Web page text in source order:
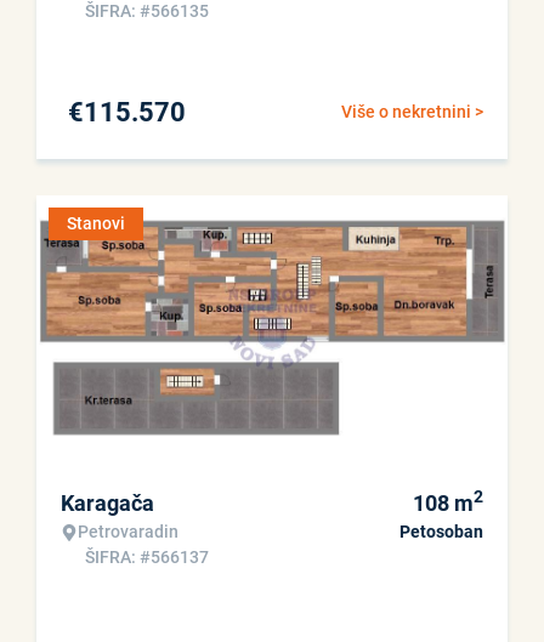
ŠIFRA: #566135
Više o nekretnini >
€115.570
Stanovi
Karagača
Petrovaradin
ŠIFRA: #566137
108 m2
Petosoban